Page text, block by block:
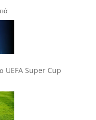
UEFA Super Cup